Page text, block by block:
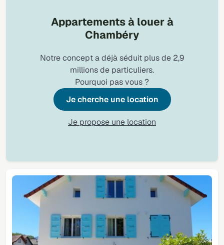
Appartements à louer à
Chambéry
Notre concept a déjà séduit plus de 2,9
millions de particuliers.
Pourquoi pas vous ?
Je cherche une location
Je propose une location